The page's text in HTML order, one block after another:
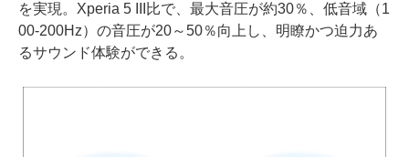
を実現。Xperia 5 III比で、最大音圧が約30％、低音域（1
00-200Hz）の音圧が20～50％向上し、明瞭かつ迫力あ
るサウンド体験ができる。